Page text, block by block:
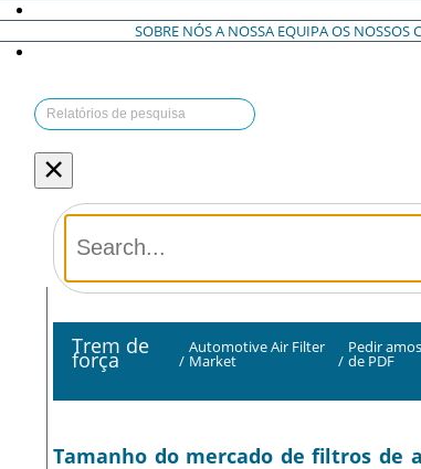
SOBRE NÓSA NOSSA EQUIPAOS NOSSOS
×
Trem de
força /
Automotive Air Filter
Market /
Pedir
de PDF
Tamanho do mercado de filtros de